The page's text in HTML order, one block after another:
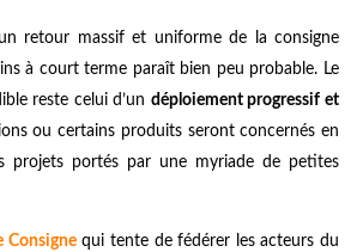
retour massif et uniforme de la consigne
à court terme paraît bien peu probable. Le
reste celui d’un déploiement progressif et
ou certains produits seront concernés en
projets portés par une myriade de petites
Consignequi tente de fédérer les acteurs du